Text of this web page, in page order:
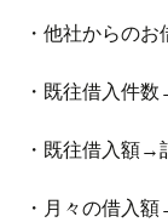
・他社からの
・既往借入件
・既往借入額→
・月々の借入